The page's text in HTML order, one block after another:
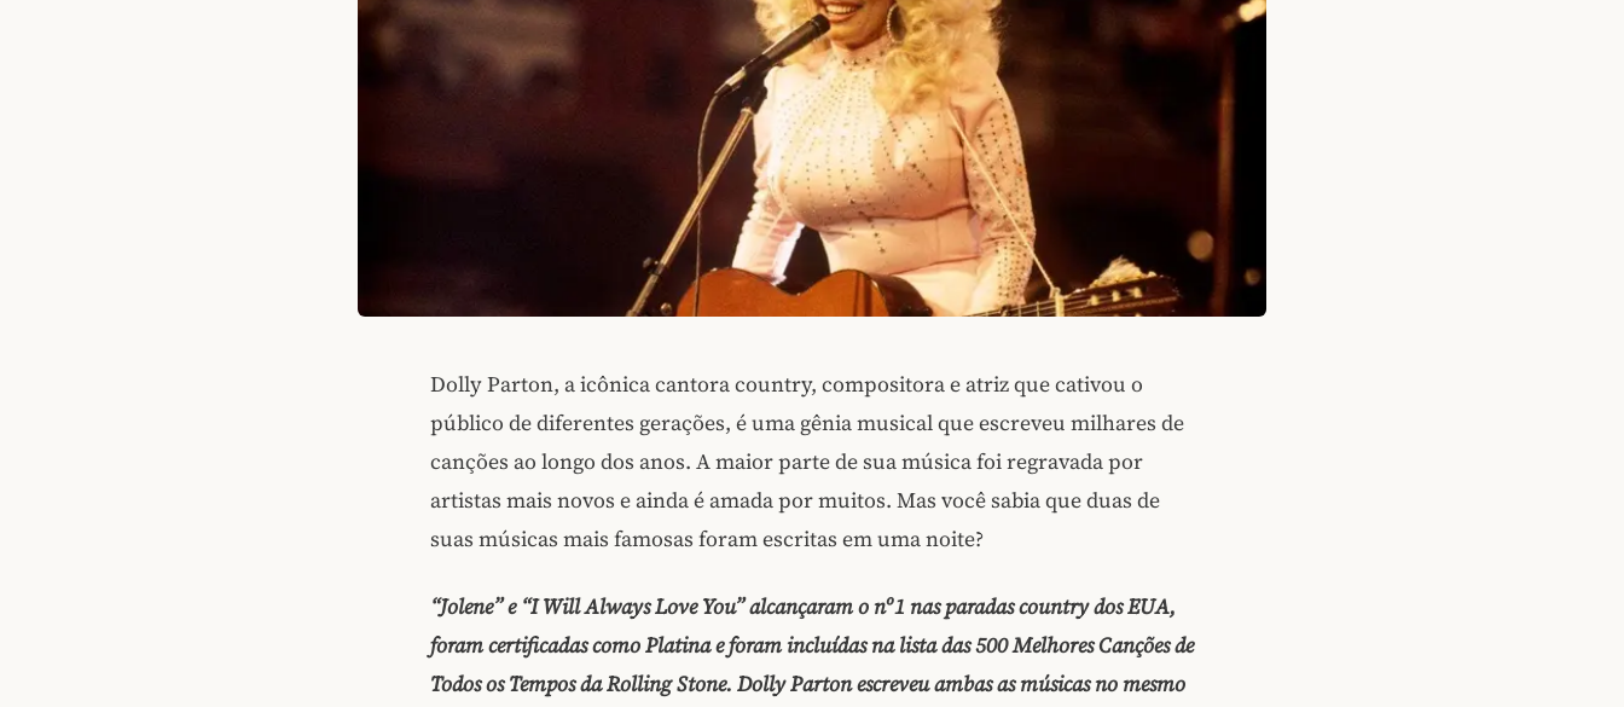
Dolly Parton, a icônica cantora country, compositora e atriz que cativou o
público de diferentes gerações, é uma gênia musical que escreveu milhares de
canções ao longo dos anos. A maior parte de sua música foi regravada por
artistas mais novos e ainda é amada por muitos. Mas você sabia que duas de
suas músicas mais famosas foram escritas em uma noite?
“Jolene” e “I Will Always Love You” alcançaram o nº 1 nas paradas country dos EUA,
foram certificadas como Platina e foram incluídas na lista das 500 Melhores Canções de
Todos os Tempos da Rolling Stone. Dolly Parton escreveu ambas as músicas no mesmo